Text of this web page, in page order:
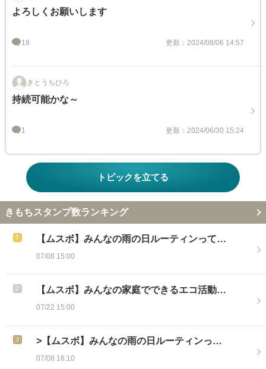
よろしくお願いします
18 更新：2024/08/06 14:57
きとうちひろ
持続可能かな～
1 更新：2024/06/30 15:24
トピックを立てる
きもちスタンプ数ランキング
【ムスボ】みんなの雨の日ルーティンって…
07/08 15:00
【ムスボ】みんなの家庭でできるエコ活動…
07/22 15:00
>【ムスボ】みんなの雨の日ルーティンっ…
07/08 16:10